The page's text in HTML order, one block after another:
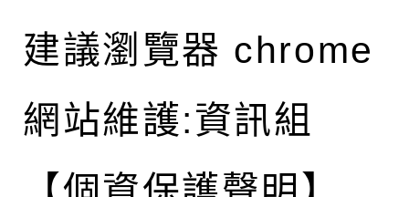
建議瀏覽器 chrome
網站維護:資訊組